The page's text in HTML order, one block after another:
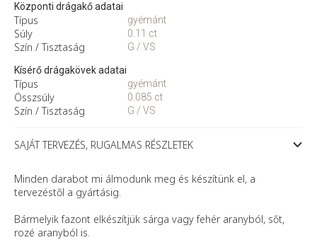
Központi drágakő adatai
Típus
Súly
Szín / Tisztaság
gyémánt
0.11 ct
G / VS
Kísérő drágakövek adatai
Típus
Összsúly
Szín / Tisztaság
gyémánt
0.085 ct
G / VS
SAJÁT TERVEZÉS, RUGALMAS RÉSZLETEK
Minden darabot mi álmodunk meg és készítünk el, a
tervezéstől a gyártásig.
Bármelyik fazont elkészítjük sárga vagy fehér aranyból, sőt,
rozé aranyból is.